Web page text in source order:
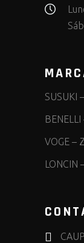
SUSUKI –
BENELLI
VOGE –
LONCIN